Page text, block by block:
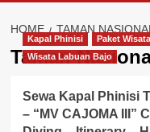
HOME TAMAN
Taman
Kapal Phinisi Paket Wisata
Wisata Labuan Bajo
Sewa Kapal Phinisi
– “MV CAJOMA III”